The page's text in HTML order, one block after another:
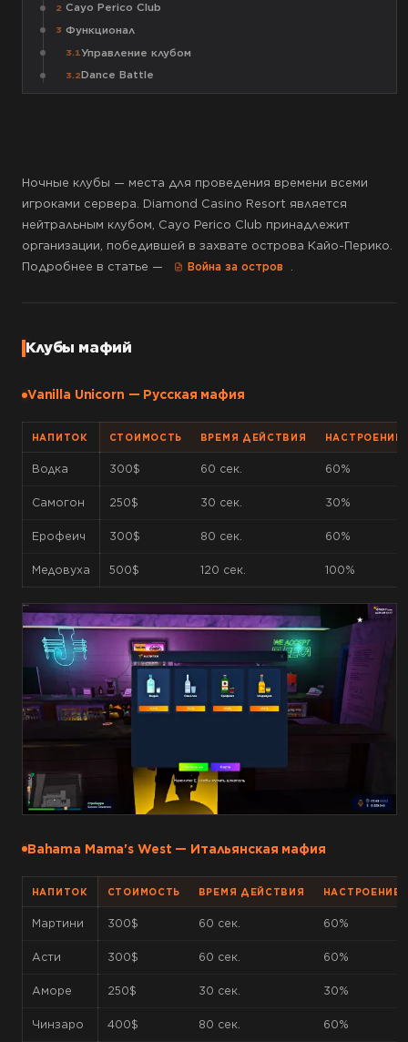
2 Cayo Perico Club
3 Функционал
3.1Управление клубом
3.2Dance Battle
Ночные клубы — места для проведения времени всеми
игроками сервера. Diamond Casino Resort является
нейтральным клубом, Cayo Perico Club принадлежит
организации, победившей в захвате острова Кайо-Перико.
Подробнее в статье —
Война за остров .
Клубы мафий
Vanilla Unicorn — Русская мафия
НАПИТОК СТОИМОСТЬ ВРЕМЯ ДЕЙСТВИЯ НАСТРОЕНИЕ
Водка 300$ 60 сек. 60%
Самогон 250$ 30 сек. 30%
Ерофеич 300$ 80 сек. 60%
Медовуха 500$ 120 сек. 100%
Bahama Mama's West — Итальянская мафия
НАПИТОК СТОИМОСТЬ ВРЕМЯ ДЕЙСТВИЯ НАСТРОЕНИЕ
Мартини 300$ 60 сек. 60%
Асти 300$ 60 сек. 60%
Аморе 250$ 30 сек. 30%
Чинзаро 400$ 80 сек. 60%